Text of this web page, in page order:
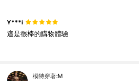
Y***i
這是很棒的購物體驗
模特穿著:M